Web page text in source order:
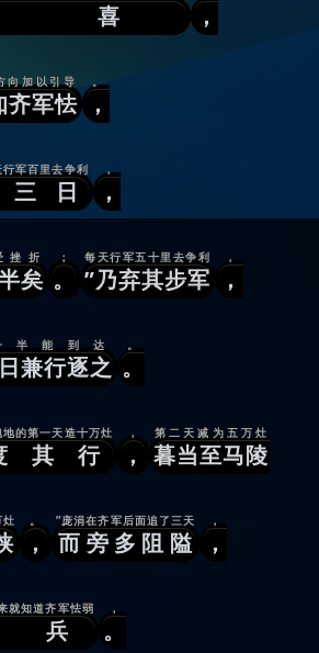
喜 ，
齐军怯
向加以引导
，
。
日
行军百里去争利
，
，
矣
挫折
。
；
”乃弃其步军
每天行军五十里去争利
，
，
兼行逐之
半能到达
。
。
其行
的第一天造十万灶
，
，
暮当至马陵
第二天减为五万灶
，
。
而旁多阻隘
”庞涓在齐军后面追了三天
，
，
兵
就知道齐军怯弱
。
，